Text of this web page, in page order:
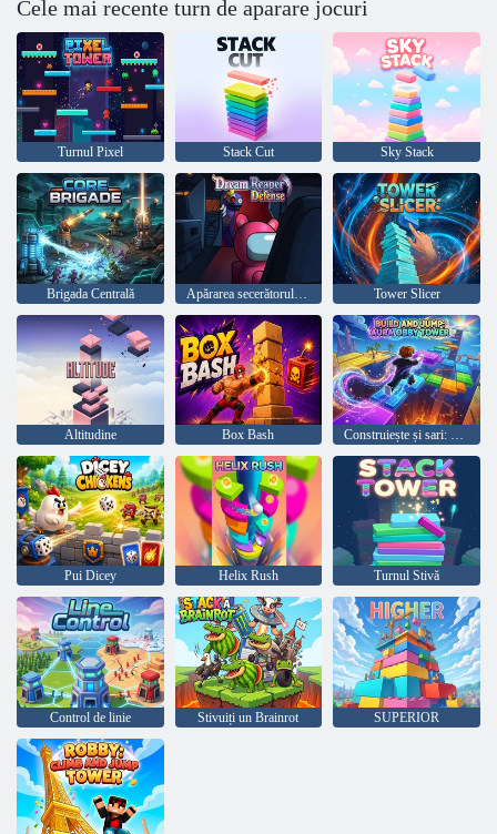
Cele mai recente turn de aparare jocuri
Turnul Pixel Stack Cut Sky Stack
Brigada Centrală Apărarea secerătorului de vis Tower Slicer
Altitudine Box Bash Construiește și sari: Turnul Aura Obby
Pui Dicey Helix Rush Turnul Stivă
Control de linie Stivuiți un Brainrot SUPERIOR